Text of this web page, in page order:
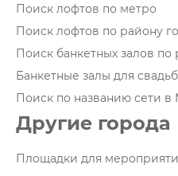
Поиск лофтов по метро
Поиск лофтов по району
Поиск банкетных залов по
Банкетные залы для
Поиск по названию сети в
Другие города
Площадки для